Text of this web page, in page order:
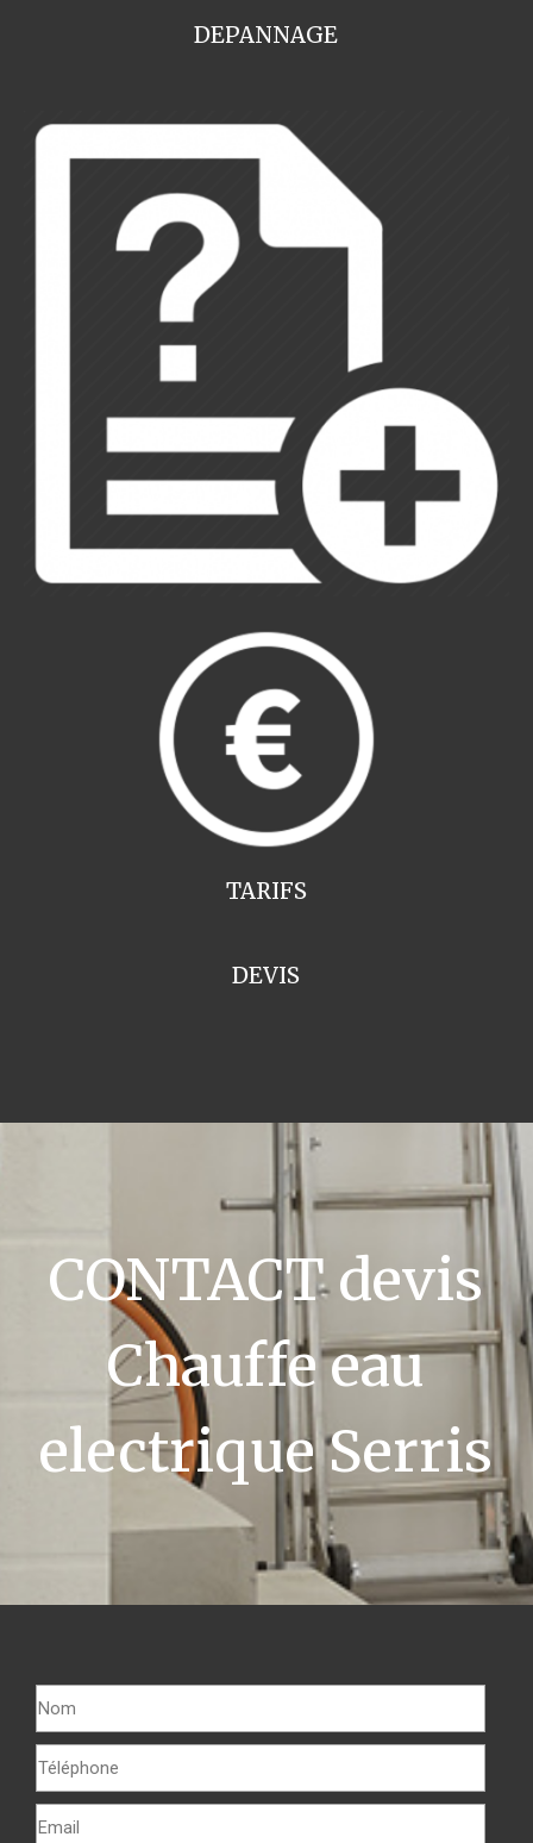
DEPANNAGE
TARIFS
DEVIS
CONTACT devis
Chauffe eau
electrique Serris